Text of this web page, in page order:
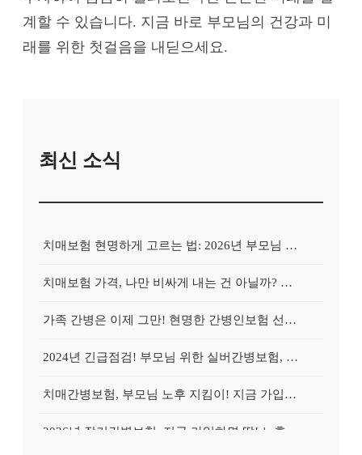
계할 수 있습니다. 지금 바로 부모님의 건강과 미
래를 위한 첫걸음을 내딛으세요.
최신 소식
치매보험 현명하게 고르는 법: 2026년 부모님 치매, 지금 대비하면 늦지 않아요!
치매보험 가격, 나만 비싸게 내는 건 아닐까? 꼼꼼 비교로 보험료 '확' 낮추는 비법 공개!
가족 간병은 이제 그만! 현명한 간병인보험 선택 가이드: 2026년 대비 필수
2024년 긴급점검! 부모님 위한 실버간병보험, 지금 가입해야 하는 이유
치매간병보험, 부모님 노후 지킴이! 지금 가입하면 월 보험료 반값 혜택?